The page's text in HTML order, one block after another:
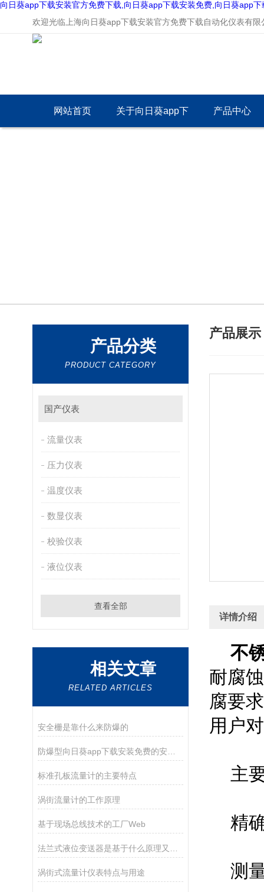
向日葵app下载安装官方免费下载,向日葵app下载安装免费,向日葵app
欢迎光临上海向日葵app下载安装官方免费下载自动化仪表有限公
网站首页 关于向日葵app下 产品中心
产品分类
PRODUCT CATEGORY
国产仪表
流量仪表
压力仪表
温度仪表
数显仪表
校验仪表
液位仪表
查看全部
相关文章
RELATED ARTICLES
安全栅是靠什么来防爆的
防爆型向日葵app下载安装免费的安装调试与维护保养指南
标准孔板流量计的主要特点
涡街流量计的工作原理
基于现场总线技术的工厂Web
涡街式流量计仪表特点与用途
产品展示
详情介绍
不
耐腐
腐要
用户
主
精确
测量